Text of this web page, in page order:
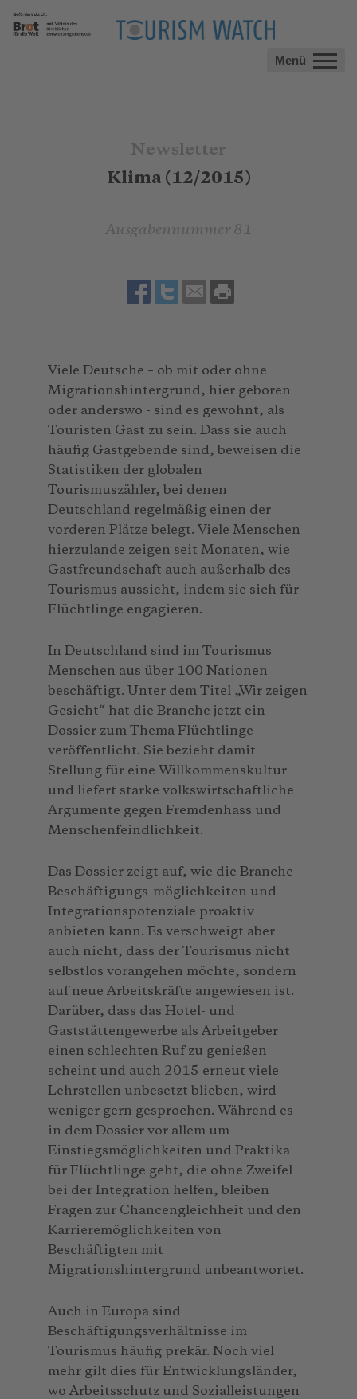
Menü
Newsletter
Klima (12/2015)
Ausgabennummer 81
Viele Deutsche – ob mit oder ohne
Migrationshintergrund, hier geboren
oder anderswo - sind es gewohnt, als
Touristen Gast zu sein. Dass sie auch
häufig Gastgebende sind, beweisen die
Statistiken der globalen
Tourismuszähler, bei denen
Deutschland regelmäßig einen der
vorderen Plätze belegt. Viele Menschen
hierzulande zeigen seit Monaten, wie
Gastfreundschaft auch außerhalb des
Tourismus aussieht, indem sie sich für
Flüchtlinge engagieren.
In Deutschland sind im Tourismus
Menschen aus über 100 Nationen
beschäftigt. Unter dem Titel „Wir zeigen
Gesicht“ hat die Branche jetzt ein
Dossier zum Thema Flüchtlinge
veröffentlicht. Sie bezieht damit
Stellung für eine Willkommenskultur
und liefert starke volkswirtschaftliche
Argumente gegen Fremdenhass und
Menschenfeindlichkeit.
Das Dossier zeigt auf, wie die Branche
Beschäftigungs-möglichkeiten und
Integrationspotenziale proaktiv
anbieten kann. Es verschweigt aber
auch nicht, dass der Tourismus nicht
selbstlos vorangehen möchte, sondern
auf neue Arbeitskräfte angewiesen ist.
Darüber, dass das Hotel- und
Gaststättengewerbe als Arbeitgeber
einen schlechten Ruf zu genießen
scheint und auch 2015 erneut viele
Lehrstellen unbesetzt blieben, wird
weniger gern gesprochen. Während es
in dem Dossier vor allem um
Einstiegsmöglichkeiten und Praktika
für Flüchtlinge geht, die ohne Zweifel
bei der Integration helfen, bleiben
Fragen zur Chancengleichheit und den
Karrieremöglichkeiten von
Beschäftigten mit
Migrationshintergrund unbeantwortet.
Auch in Europa sind
Beschäftigungsverhältnisse im
Tourismus häufig prekär. Noch viel
mehr gilt dies für Entwicklungsländer,
wo Arbeitsschutz und Sozialleistungen